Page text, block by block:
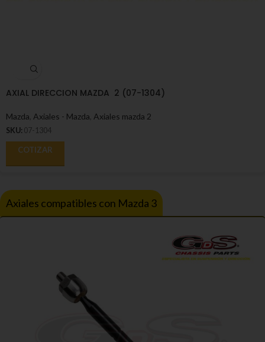
AXIAL DIRECCION MAZDA 2 (07-1304)
Mazda Axiales - Mazda Axiales mazda 2
SKU: 07-1304
COTIZAR
Axiales compatibles con Mazda 3